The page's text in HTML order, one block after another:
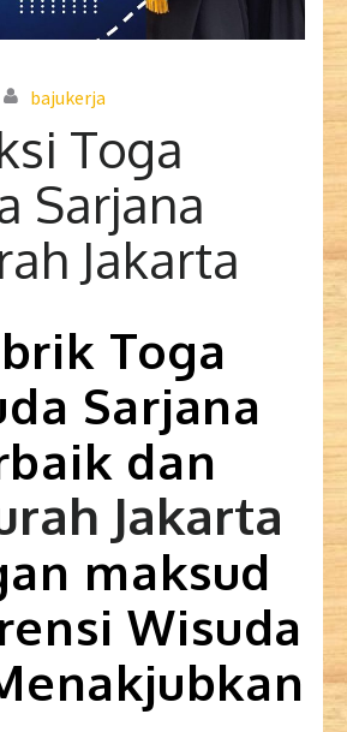
bajukerja
Toga
Sarjana
Jakarta
Toga
Sarjana
dan
Jakarta
maksud
Wisuda